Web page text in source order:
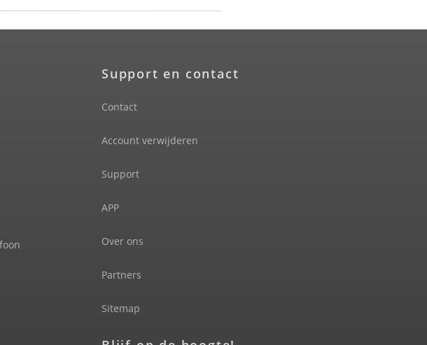
Support en contact
Contact
Account verwijderen
Support
APP
Over ons
Partners
Sitemap